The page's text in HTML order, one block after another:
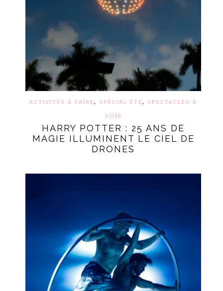
ACTIVITÉS À FAIRE, SPÉCIAL ÉTÉ, SPECTACLES À
VOIR
HARRY POTTER : 25 ANS DE
MAGIE ILLUMINENT LE CIEL DE
DRONES